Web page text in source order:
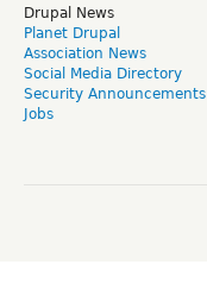
Drupal News
Planet Drupal
Association News
Social Media Directory
Security Announcements
Jobs